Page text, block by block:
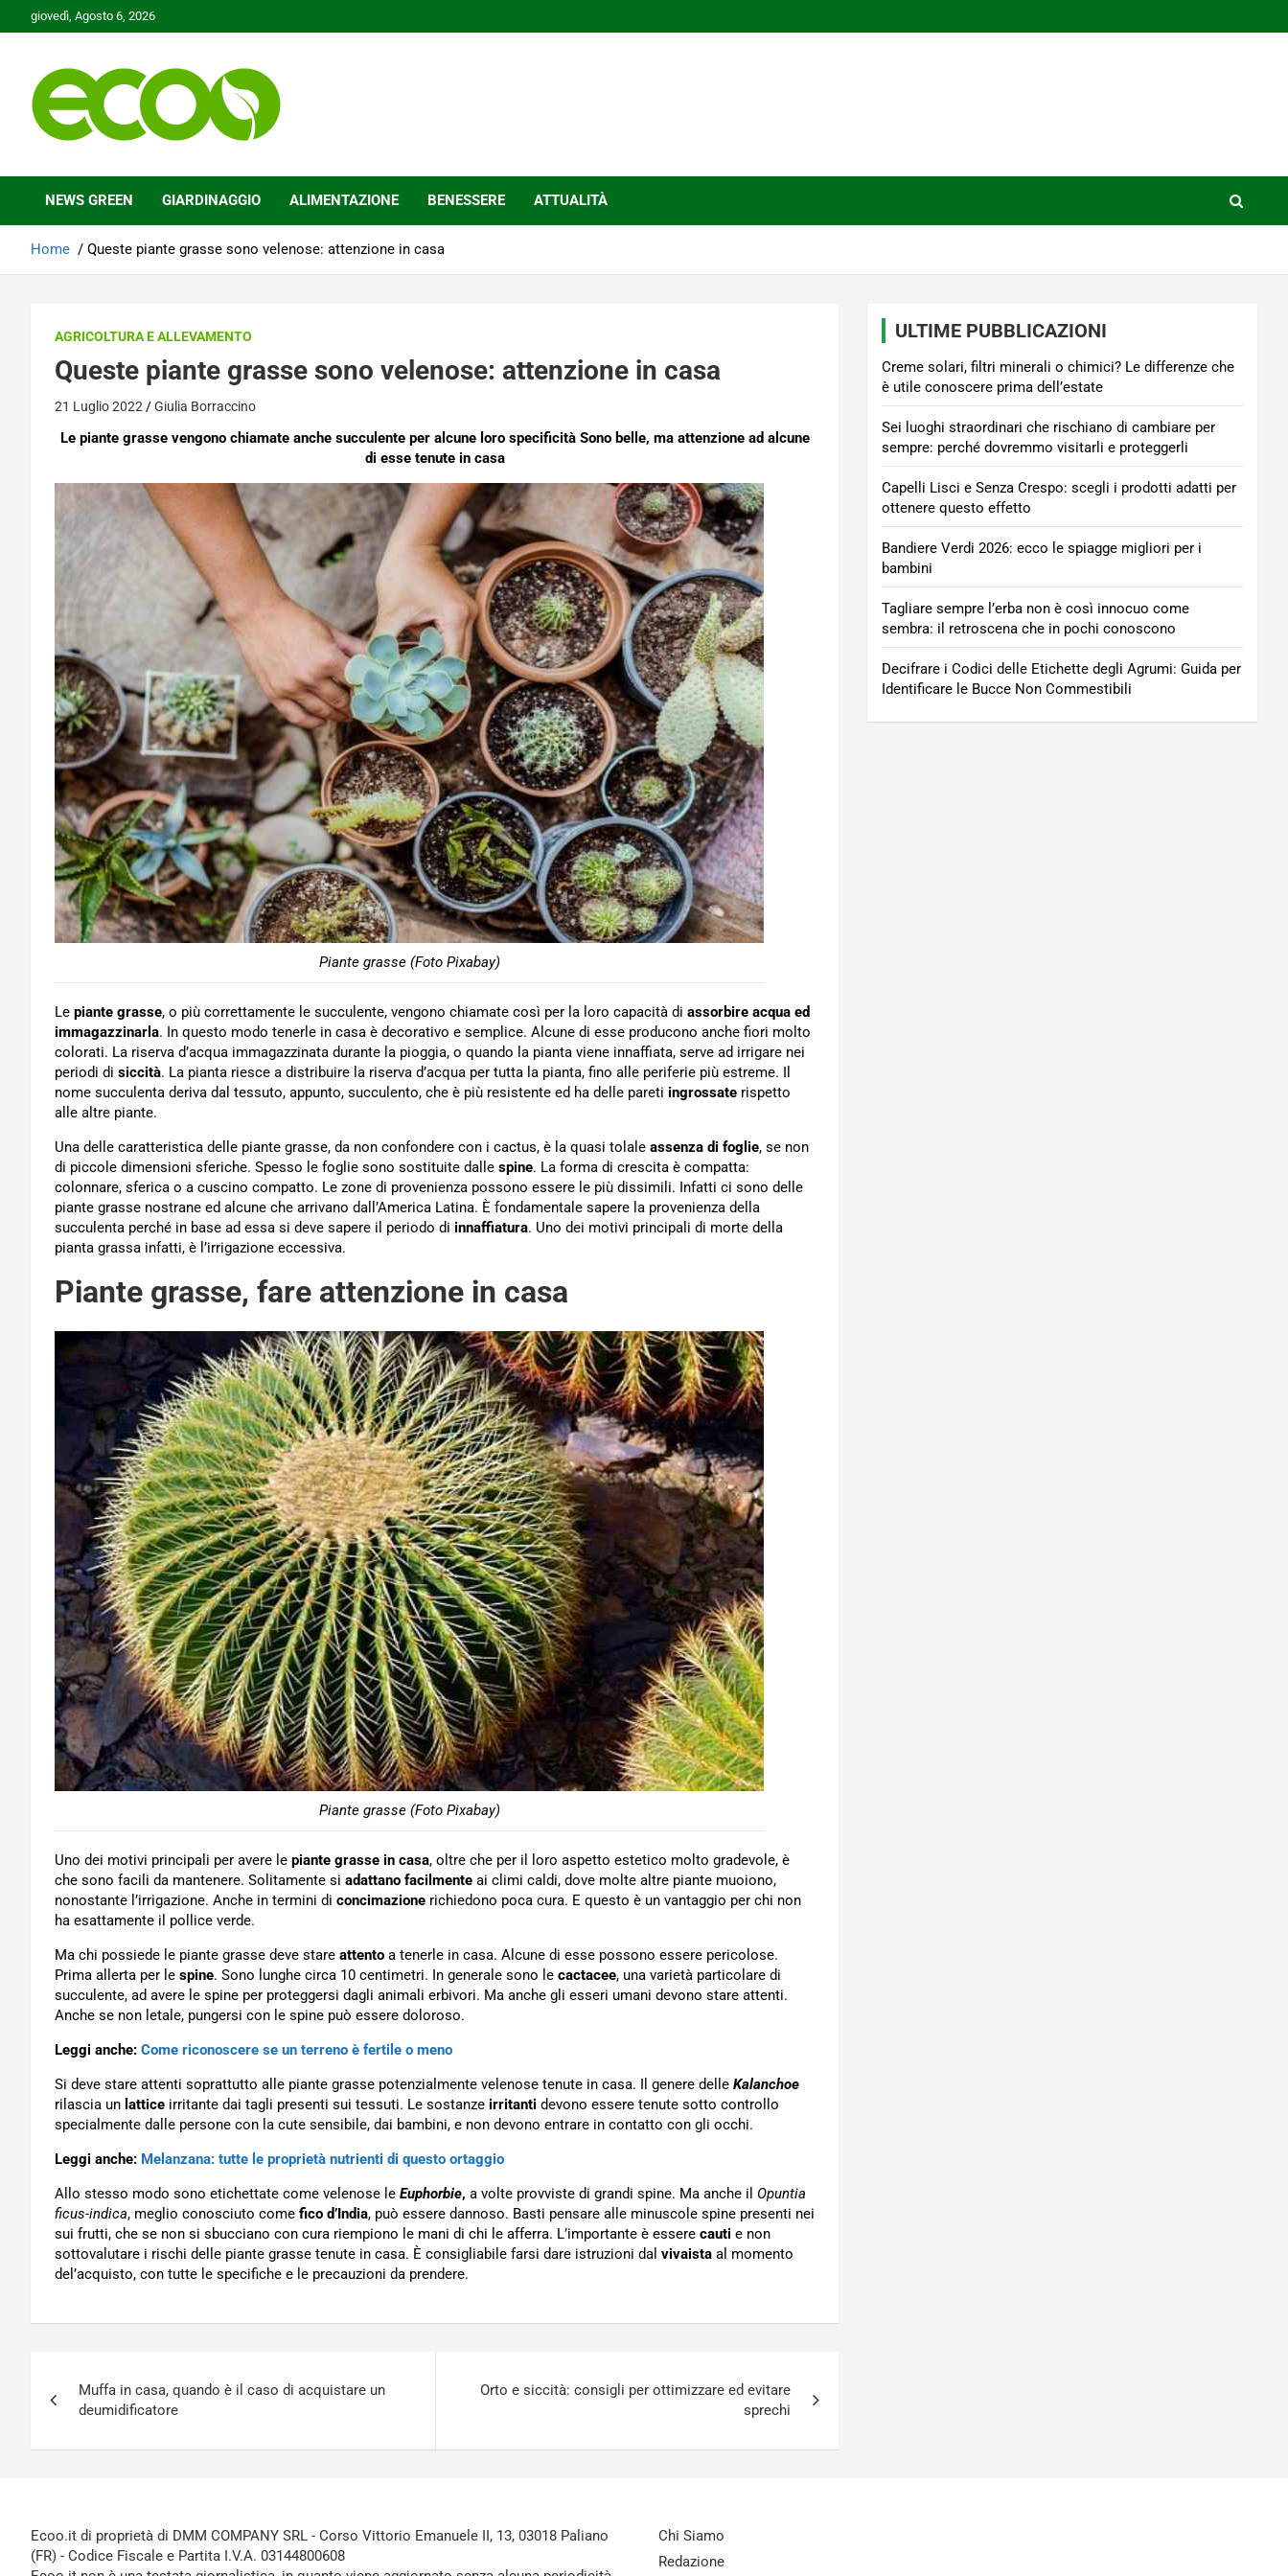
to
giovedì, Agosto 6, 2026
Ecoo.it
NEWS GREEN GIARDINAGGIO ALIMENTAZIONE BENESSERE ATTUALITÀ
Home Queste piante grasse sono velenose: attenzione in casa
AGRICOLTURA E ALLEVAMENTO
Queste piante grasse sono velenose: attenzione in casa
21 Luglio 2022 Giulia Borraccino
Le piante grasse vengono chiamate anche succulente per alcune loro specificità Sono belle, ma attenzione ad alcune
di esse tenute in casa
Piante grasse (Foto Pixabay)
Le piante grasse, o più correttamente le succulente, vengono chiamate così per la loro capacità di assorbire acqua ed
immagazzinarla. In questo modo tenerle in casa è decorativo e semplice. Alcune di esse producono anche fiori molto
colorati. La riserva d’acqua immagazzinata durante la pioggia, o quando la pianta viene innaffiata, serve ad irrigare nei
periodi di siccità. La pianta riesce a distribuire la riserva d’acqua per tutta la pianta, fino alle periferie più estreme. Il
nome succulenta deriva dal tessuto, appunto, succulento, che è più resistente ed ha delle pareti ingrossate rispetto
alle altre piante.
Una delle caratteristica delle piante grasse, da non confondere con i cactus, è la quasi tolale assenza di foglie, se non
di piccole dimensioni sferiche. Spesso le foglie sono sostituite dalle spine. La forma di crescita è compatta:
colonnare, sferica o a cuscino compatto. Le zone di provenienza possono essere le più dissimili. Infatti ci sono delle
piante grasse nostrane ed alcune che arrivano dall’America Latina. È fondamentale sapere la provenienza della
succulenta perché in base ad essa si deve sapere il periodo di innaffiatura. Uno dei motivi principali di morte della
pianta grassa infatti, è l’irrigazione eccessiva.
Piante grasse, fare attenzione in casa
Piante grasse (Foto Pixabay)
Uno dei motivi principali per avere le piante grasse in casa, oltre che per il loro aspetto estetico molto gradevole, è
che sono facili da mantenere. Solitamente si adattano facilmente ai climi caldi, dove molte altre piante muoiono,
nonostante l’irrigazione. Anche in termini di concimazione richiedono poca cura. E questo è un vantaggio per chi non
ha esattamente il pollice verde.
Ma chi possiede le piante grasse deve stare attento a tenerle in casa. Alcune di esse possono essere pericolose.
Prima allerta per le spine. Sono lunghe circa 10 centimetri. In generale sono le cactacee, una varietà particolare di
succulente, ad avere le spine per proteggersi dagli animali erbivori. Ma anche gli esseri umani devono stare attenti.
Anche se non letale, pungersi con le spine può essere doloroso.
Leggi anche: Come riconoscere se un terreno è fertile o meno
Si deve stare attenti soprattutto alle piante grasse potenzialmente velenose tenute in casa. Il genere delle Kalanchoe
rilascia un lattice irritante dai tagli presenti sui tessuti. Le sostanze irritanti devono essere tenute sotto controllo
specialmente dalle persone con la cute sensibile, dai bambini, e non devono entrare in contatto con gli occhi.
Leggi anche: Melanzana: tutte le proprietà nutrienti di questo ortaggio
Allo stesso modo sono etichettate come velenose le Euphorbie, a volte provviste di grandi spine. Ma anche il Opuntia
ficus-indica, meglio conosciuto come fico d’India, può essere dannoso. Basti pensare alle minuscole spine presenti nei
sui frutti, che se non si sbucciano con cura riempiono le mani di chi le afferra. L’importante è essere cauti e non
sottovalutare i rischi delle piante grasse tenute in casa. È consigliabile farsi dare istruzioni dal vivaista al momento
del’acquisto, con tutte le specifiche e le precauzioni da prendere.
articoli
Muffa in casa, quando è il caso di acquistare un
deumidificatore
Orto e siccità: consigli per ottimizzare ed evitare
sprechi
ULTIME PUBBLICAZIONI
Creme solari, filtri minerali o chimici? Le differenze che
è utile conoscere prima dell’estate
Sei luoghi straordinari che rischiano di cambiare per
sempre: perché dovremmo visitarli e proteggerli
Capelli Lisci e Senza Crespo: scegli i prodotti adatti per
ottenere questo effetto
Bandiere Verdi 2026: ecco le spiagge migliori per i
bambini
Tagliare sempre l’erba non è così innocuo come
sembra: il retroscena che in pochi conoscono
Decifrare i Codici delle Etichette degli Agrumi: Guida per
Identificare le Bucce Non Commestibili
Ecoo.it di proprietà di DMM COMPANY SRL - Corso Vittorio Emanuele II, 13, 03018 Paliano
(FR) - Codice Fiscale e Partita I.V.A. 03144800608
Chi Siamo
Redazione